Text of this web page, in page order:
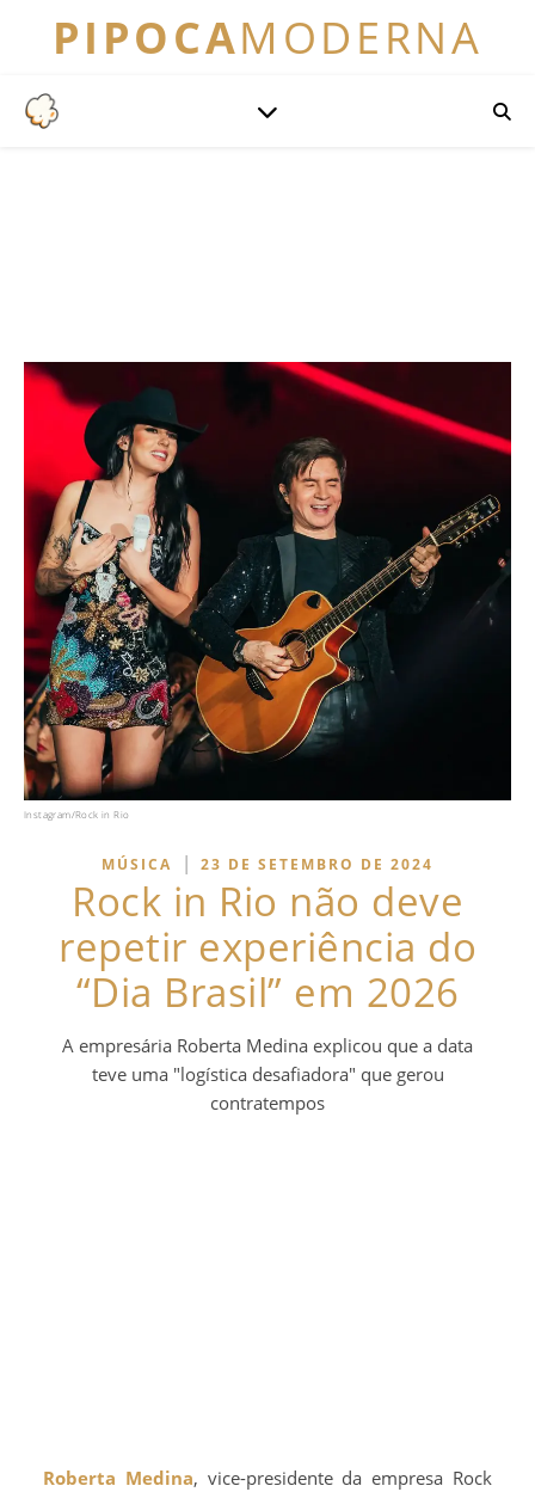
PIPOCAMODERNA
Instagram/Rock in Rio
MÚSICA | 23 DE SETEMBRO DE 2024
Rock in Rio não deve
repetir experiência do
“Dia Brasil” em 2026
A empresária Roberta Medina explicou que a data
teve uma "logística desafiadora" que gerou
contratempos
Roberta Medina, vice-presidente da empresa Rock